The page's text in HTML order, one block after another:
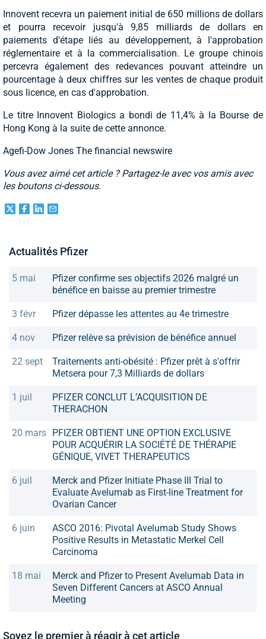
Innovent recevra un paiement initial de 650 millions de dollars
et pourra recevoir jusqu'à 9,85 milliards de dollars en
paiements d'étape liés au développement, à l'approbation
réglementaire et à la commercialisation. Le groupe chinois
percevra également des redevances pouvant atteindre un
pourcentage à deux chiffres sur les ventes de chaque produit
sous licence, en cas d'approbation.
Le titre Innovent Biologics a bondi de 11,4% à la Bourse de
Hong Kong à la suite de cette annonce.
Agefi-Dow Jones The financial newswire
Vous avez aimé cet article ? Partagez-le avec vos amis avec
les boutons ci-dessous.
Actualités Pfizer
5 mai
Pfizer confirme ses objectifs 2026 malgré un
bénéfice en baisse au premier trimestre
3 févr Pfizer dépasse les attentes au 4e trimestre
4 nov Pfizer relève sa prévision de bénéfice annuel
22 sept
Traitements anti-obésité : Pfizer prêt à s'offrir
Metsera pour 7,3 Milliards de dollars
1 juil
PFIZER CONCLUT L’ACQUISITION DE
THERACHON
20 mars
PFIZER OBTIENT UNE OPTION EXCLUSIVE
POUR ACQUÉRIR LA SOCIÉTÉ DE THÉRAPIE
GÉNIQUE, VIVET THERAPEUTICS
6 juil
Merck and Pfizer Initiate Phase III Trial to
Evaluate Avelumab as First-line Treatment for
Ovarian Cancer
6 juin
ASCO 2016: Pivotal Avelumab Study Shows
Positive Results in Metastatic Merkel Cell
Carcinoma
18 mai
Merck and Pfizer to Present Avelumab Data in
Seven Different Cancers at ASCO Annual
Meeting
Soyez le premier à réagir à cet article